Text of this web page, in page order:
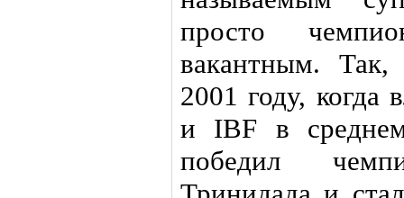
просто
вакантным.
2001 году, когда
и IBF в
победил